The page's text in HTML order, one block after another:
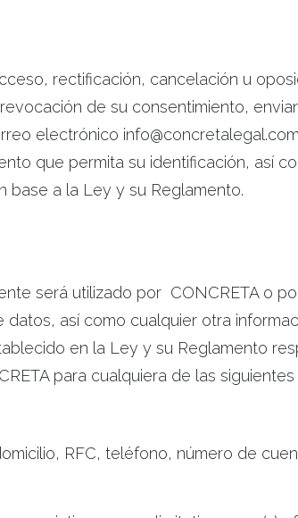
rectificación, cancelación u
de su consentimiento,
electrónico
que permita su identificación, así
base a la Ley y su Reglamento.
será utilizado por CONCRETA o
así como cualquier otra
en la Ley y su Reglamento
para cualquiera de las siguientes
RFC, teléfono, número de